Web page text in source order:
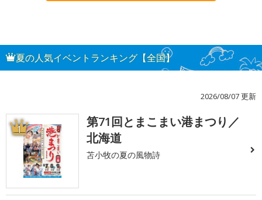
夏の人気イベントランキング【全国】
2026/08/07 更新
1
第71回とまこまい港まつり／
北海道
苫小牧の夏の風物詩